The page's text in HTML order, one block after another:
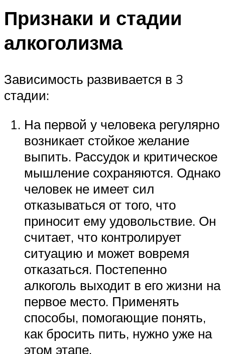
Признаки и стадии
алкоголизма
Зависимость развивается в 3
стадии:
На первой у человека регулярно
возникает стойкое желание
выпить. Рассудок и критическое
мышление сохраняются. Однако
человек не имеет сил
отказываться от того, что
приносит ему удовольствие. Он
считает, что контролирует
ситуацию и может вовремя
отказаться. Постепенно
алкоголь выходит в его жизни на
первое место. Применять
способы, помогающие понять,
как бросить пить, нужно уже на
этом этапе.